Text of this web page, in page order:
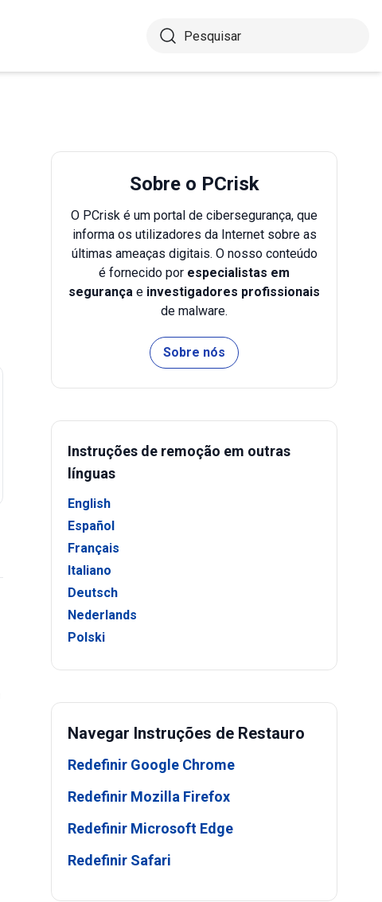
Sobre o PCrisk
O PCrisk é um portal de cibersegurança, que
informa os utilizadores da Internet sobre as
últimas ameaças digitais. O nosso conteúdo
é fornecido por especialistas em
segurança e investigadores profissionais
de malware.
Sobre nós
Instruções de remoção em outras
línguas
English
Español
Français
Italiano
Deutsch
Nederlands
Polski
Navegar Instruções de Restauro
Redefinir Google Chrome
Redefinir Mozilla Firefox
Redefinir Microsoft Edge
Redefinir Safari